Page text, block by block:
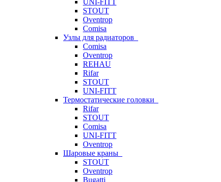
UNI-FITT
STOUT
Oventrop
Comisa
Узлы для радиаторов
Comisa
Oventrop
REHAU
Rifar
STOUT
UNI-FITT
Термостатические головки
Rifar
STOUT
Comisa
UNI-FITT
Oventrop
Шаровые краны
STOUT
Oventrop
Bugatti